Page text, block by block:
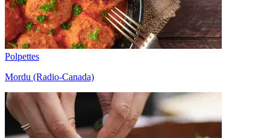
Polpettes
Mordu (Radio-Canada)